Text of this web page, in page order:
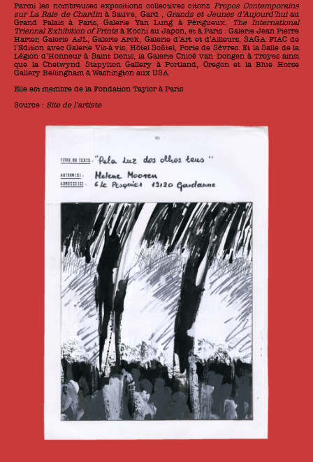
Parmi les nombreuses expositions collectives citons Propos Contemporains
sur La Raie de Chardinà Sauve, Gard , Grands et Jeunes d’Aujourd’huiau
Grand Palais à Paris, Galerie Yan Lung à Périgueux,
The International
Triennal Exhibition of Prints à Kochi au Japon, et à Paris : Galerie Jean Pierre
Harter, Galerie AJL, Galerie Arck, Galerie d’Art et d’Ailleurs, SAGA FIAC de
l’Edition avec Galerie Vis-à vis, Hôtel Sofitel, Porte de Sèvres. Et la Salle de la
Légion d’Honneur à Saint Denis, la Galerie Chloé van Dongen à Troyes ainsi
que la Chetwynd Stapylton Gallery à Portland, Oregon et la Blue Horse
Gallery Bellingham à Washington aux USA.
Elle est membre de la Fondation Taylor à Paris.
Source : Site de l’artiste